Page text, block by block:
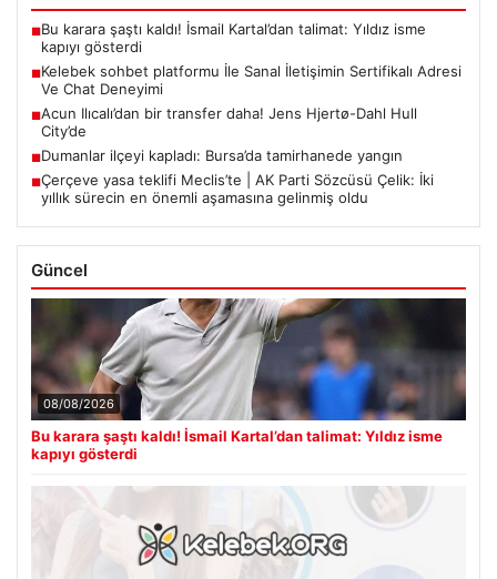
■Bu karara şaştı kaldı! İsmail Kartal’dan talimat: Yıldız isme
kapıyı gösterdi
■Kelebek sohbet platformu İle Sanal İletişimin Sertifikalı Adresi
Ve Chat Deneyimi
■Acun Ilıcalı’dan bir transfer daha! Jens Hjertø-Dahl Hull
City’de
■Dumanlar ilçeyi kapladı: Bursa’da tamirhanede yangın
■Çerçeve yasa teklifi Meclis’te | AK Parti Sözcüsü Çelik: İki
yıllık sürecin en önemli aşamasına gelinmiş oldu
Güncel
08/08/2026
Bu karara şaştı kaldı! İsmail Kartal’dan talimat: Yıldız isme
kapıyı gösterdi